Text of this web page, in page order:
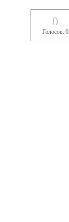
0
Голосов: 0